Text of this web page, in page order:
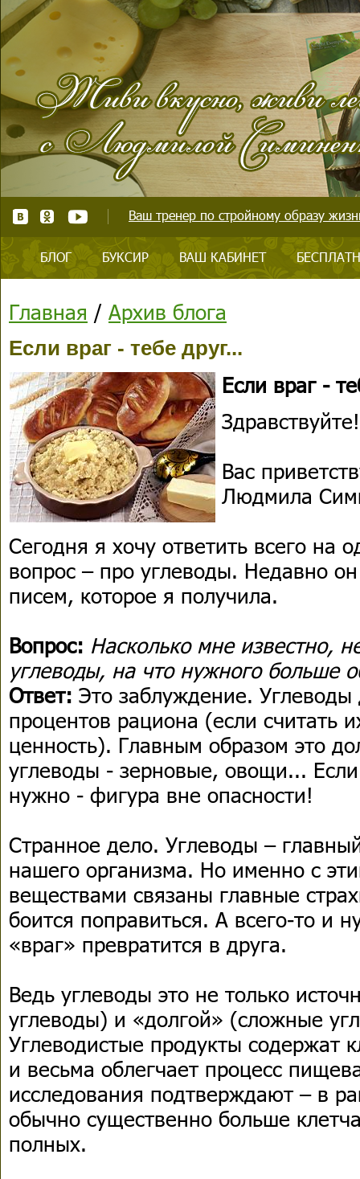
Ваш тренер по стройному образу
БЛОГ БУКСИР ВАШ КАБИНЕТ
Главная / Архив блога
Если враг - тебе друг...
Если враг -
Здравствуйте!
Вас
Людмила
Сегодня я хочу ответить всего на
вопрос – про углеводы. Недавно
писем, которое я получила.
Вопрос: Насколько мне известно,
углеводы, на что нужного больше
Ответ: Это заблуждение.
процентов рациона (если считать
ценность). Главным образом это
углеводы - зерновые, овощи... Если
нужно - фигура вне опасности!
Странное дело. Углеводы –
нашего организма. Но именно с
веществами связаны главные
боится поправиться. А всего-то и
«враг» превратится в друга.
Ведь углеводы это не только
углеводы) и «долгой» (сложные
Углеводистые продукты содержат
и весьма облегчает процесс
исследования подтверждают – в
обычно существенно больше
полных.